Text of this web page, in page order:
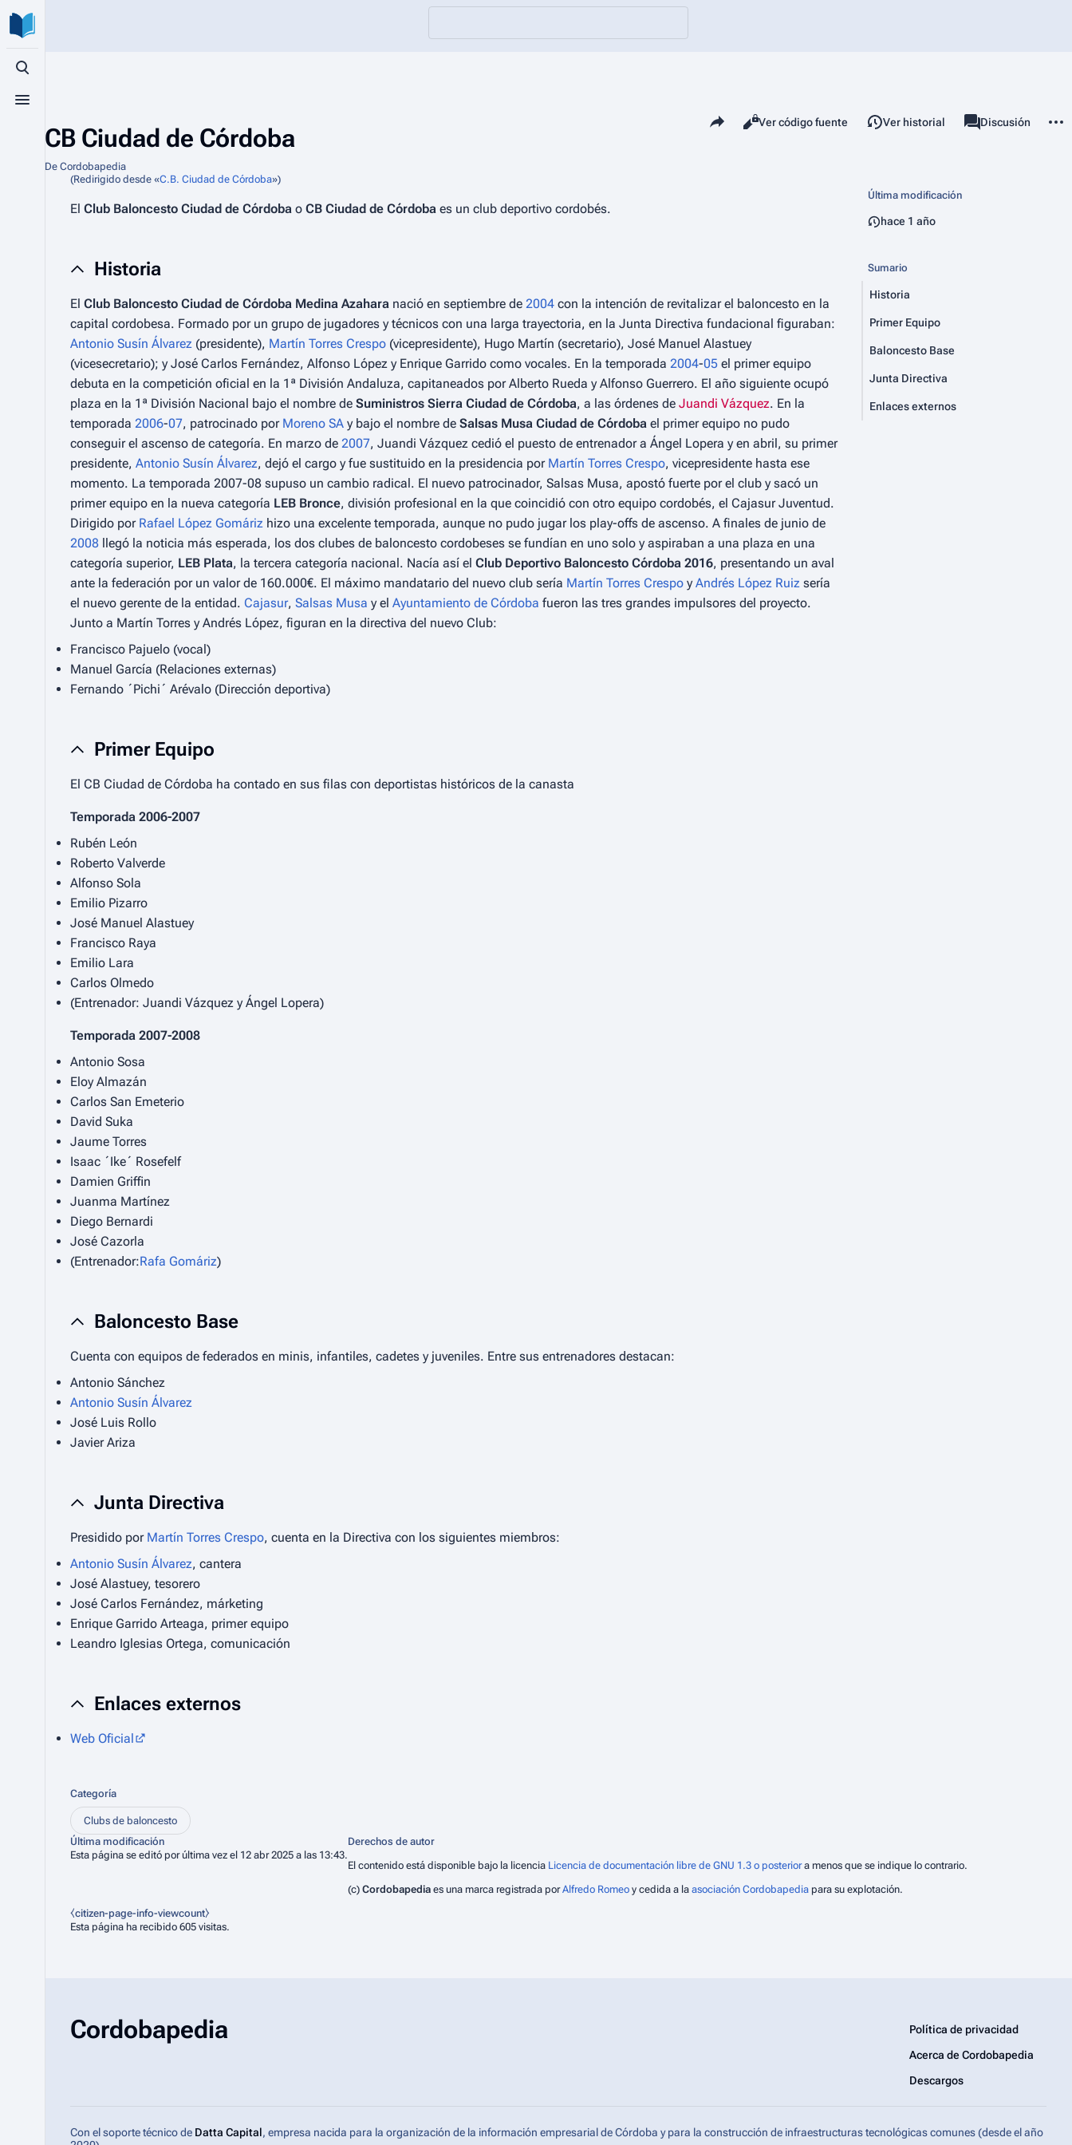
Búsqueda alternativa
Menú alternativo
CB Ciudad de Córdoba
De Cordobapedia
Comparte esta página
Vistas
Leer
Ver código fuente Ver historial associated-pages
Página
Discusión
(Redirigido desde «C.B. Ciudad de Córdoba»)
El Club Baloncesto Ciudad de Córdoba o CB Ciudad de Córdoba es un club deportivo cordobés.
Historia
El Club Baloncesto Ciudad de Córdoba Medina Azahara nació en septiembre de 2004 con la intención de revitalizar el baloncesto en la
capital cordobesa. Formado por un grupo de jugadores y técnicos con una larga trayectoria, en la Junta Directiva fundacional figuraban:
Antonio Susín Álvarez (presidente), Martín Torres Crespo (vicepresidente), Hugo Martín (secretario), José Manuel Alastuey
(vicesecretario); y José Carlos Fernández, Alfonso López y Enrique Garrido como vocales. En la temporada 2004-05 el primer equipo
debuta en la competición oficial en la 1ª División Andaluza, capitaneados por Alberto Rueda y Alfonso Guerrero. El año siguiente ocupó
plaza en la 1ª División Nacional bajo el nombre de Suministros Sierra Ciudad de Córdoba, a las órdenes de Juandi Vázquez. En la
temporada 2006-07, patrocinado por Moreno SA y bajo el nombre de Salsas Musa Ciudad de Córdoba el primer equipo no pudo
conseguir el ascenso de categoría. En marzo de 2007, Juandi Vázquez cedió el puesto de entrenador a Ángel Lopera y en abril, su primer
presidente, Antonio Susín Álvarez, dejó el cargo y fue sustituido en la presidencia por Martín Torres Crespo, vicepresidente hasta ese
momento. La temporada 2007-08 supuso un cambio radical. El nuevo patrocinador, Salsas Musa, apostó fuerte por el club y sacó un
primer equipo en la nueva categoría LEB Bronce, división profesional en la que coincidió con otro equipo cordobés, el Cajasur Juventud.
Dirigido por Rafael López Gomáriz hizo una excelente temporada, aunque no pudo jugar los play-offs de ascenso. A finales de junio de
2008 llegó la noticia más esperada, los dos clubes de baloncesto cordobeses se fundían en uno solo y aspiraban a una plaza en una
categoría superior, LEB Plata, la tercera categoría nacional. Nacía así el Club Deportivo Baloncesto Córdoba 2016, presentando un aval
ante la federación por un valor de 160.000€. El máximo mandatario del nuevo club sería Martín Torres Crespo yAndrés López Ruiz sería
el nuevo gerente de la entidad. Cajasur, Salsas Musa y el Ayuntamiento de Córdoba fueron las tres grandes impulsores del proyecto.
Junto a Martín Torres y Andrés López, figuran en la directiva del nuevo Club:
Francisco Pajuelo (vocal)
Manuel García (Relaciones externas)
Fernando ´Pichi ´ Arévalo (Dirección deportiva)
Primer Equipo
El CB Ciudad de Córdoba ha contado en sus filas con deportistas históricos de la canasta
Temporada 2006-2007
Rubén León
Roberto Valverde
Alfonso Sola
Emilio Pizarro
José Manuel Alastuey
Francisco Raya
Emilio Lara
Carlos Olmedo
(Entrenador: Juandi Vázquez y Ángel Lopera)
Temporada 2007-2008
Antonio Sosa
Eloy Almazán
Carlos San Emeterio
David Suka
Jaume Torres
Isaac ´Ike´ Rosefelf
Damien Griffin
Juanma Martínez
Diego Bernardi
José Cazorla
(Entrenador:Rafa Gomáriz)
Baloncesto Base
Cuenta con equipos de federados en minis, infantiles, cadetes y juveniles. Entre sus entrenadores destacan:
Antonio Sánchez
Antonio Susín Álvarez
José Luis Rollo
Javier Ariza
Junta Directiva
Presidido por Martín Torres Crespo, cuenta en la Directiva con los siguientes miembros:
Antonio Susín Álvarez, cantera
José Alastuey, tesorero
José Carlos Fernández, márketing
Enrique Garrido Arteaga, primer equipo
Leandro Iglesias Ortega, comunicación
Enlaces externos
Web Oficial
Última modificación
hace 1 año
Sumario
Historia
Primer Equipo
Baloncesto Base
Junta Directiva
Enlaces externos
Categoría
Clubs de baloncesto
Última modificación
Esta página se editó por última vez el 12 abr 2025 a las 13:43.
Derechos de autor
El contenido está disponible bajo la licencia Licencia de documentación libre de GNU 1.3 o posteriora menos que se indique lo contrario.
(c) Cordobapedia es una marca registrada porAlfredo Romeo y cedida a la asociación Cordobapedia para su explotación.
⧼citizen-page-info-viewcount⧽
Esta página ha recibido 605 visitas.
Cordobapedia
Política de privacidad
Acerca de Cordobapedia
Descargos
Con el soporte técnico de Datta Capital, empresa nacida para la organización de la información empresarial de Córdoba y para la construcción de infraestructuras tecnológicas comunes (desde el año